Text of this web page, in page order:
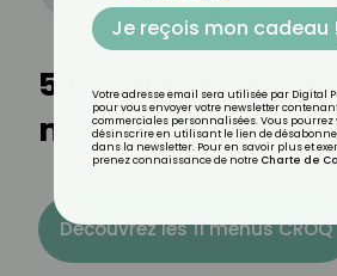
5 bonnes raisons
manger des
Découvrez les 11 menus CROQ
Je reçois mon cadeau !
Votre adresse email sera utilisée par Digital
pour vous envoyer votre newsletter
commerciales personnalisées. Vous pourrez
désinscrire en utilisant le lien de
dans la newsletter. Pour en savoir plus et
prenez connaissance de notre Charte de